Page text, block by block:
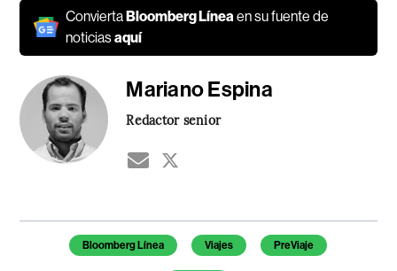
ConviertaBloomberg Línea en su fuente de
noticiasaquí
Mariano Espina
Redactor senior
Temas de este artículo
Bloomberg Línea Viajes PreViaje